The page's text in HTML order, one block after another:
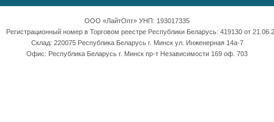
ООО «ЛайтОпт» УНП: 193017335
Регистрационный номер в Торговом реестре Республики Беларусь: 419130 от
Склад: 220075 Республика Беларусь г. Минск ул. Инженерная 14а-7
Офис: Республика Беларусь г. Минск пр-т Независимости 169 оф. 703